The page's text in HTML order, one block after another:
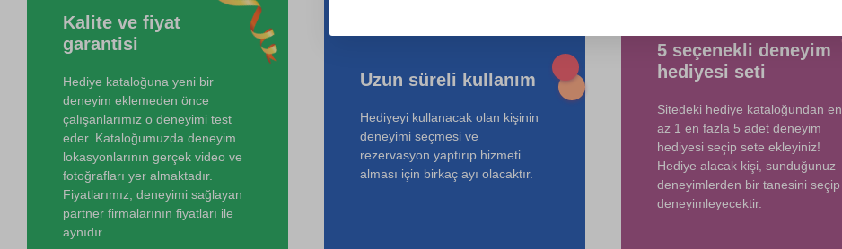
Kalite ve fiyat
garantisi
Hediye kataloğuna yeni bir
deneyim eklemeden önce
çalışanlarımız o deneyimi test
eder. Kataloğumuzda deneyim
lokasyonlarının gerçek video ve
fotoğrafları yer almaktadır.
Fiyatlarımız, deneyimi sağlayan
partner firmalarının fiyatları ile
aynıdır.
Uzun süreli kullanım
Hediyeyi kullanacak olan kişinin
deneyimi seçmesi ve
rezervasyon yaptırıp hizmeti
alması için birkaç ayı olacaktır.
5 seçenekli deneyim
hediyesi seti
Sitedeki hediye kataloğundan en
az 1 en fazla 5 adet deneyim
hediyesi seçip sete ekleyiniz!
Hediye alacak kişi, sunduğunuz
deneyimlerden bir tanesini seçip
deneyimleyecektir.